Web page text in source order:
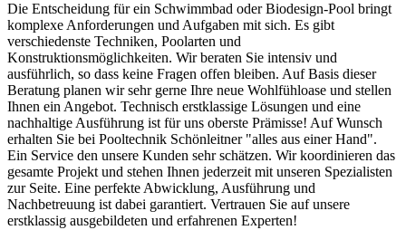
Die Entscheidung für ein Schwimmbad oder Biodesign-Pool bringt
komplexe Anforderungen und Aufgaben mit sich. Es gibt
verschiedenste Techniken, Poolarten und
Konstruktionsmöglichkeiten. Wir beraten Sie intensiv und
ausführlich, so dass keine Fragen offen bleiben. Auf Basis dieser
Beratung planen wir sehr gerne Ihre neue Wohlfühloase und stellen
Ihnen ein Angebot. Technisch erstklassige Lösungen und eine
nachhaltige Ausführung ist für uns oberste Prämisse! Auf Wunsch
erhalten Sie bei Pooltechnik Schönleitner "alles aus einer Hand".
Ein Service den unsere Kunden sehr schätzen. Wir koordinieren das
gesamte Projekt und stehen Ihnen jederzeit mit unseren Spezialisten
zur Seite. Eine perfekte Abwicklung, Ausführung und
Nachbetreuung ist dabei garantiert. Vertrauen Sie auf unsere
erstklassig ausgebildeten und erfahrenen Experten!